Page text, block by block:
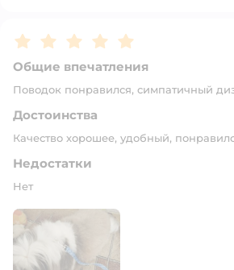
Рейтинг:5
Общие впечатления
Поводок понравился, симпатичный
Достоинства
Качество хорошее, удобный,
Недостатки
Нет